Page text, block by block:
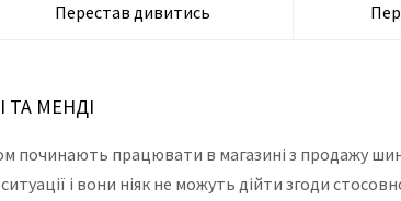
Перестав дивитись
ТА МЕНДІ
починають працювати в магазині з продажу
і вони ніяк не можуть дійти згоди